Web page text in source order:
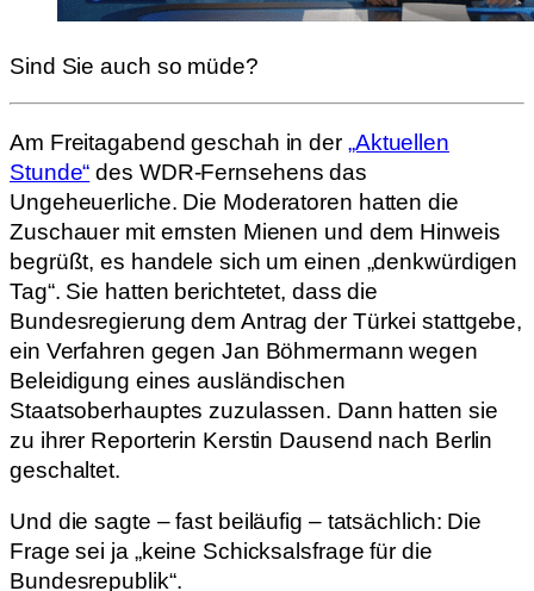
Sind Sie auch so müde?
Am Freitagabend geschah in der „Aktuellen
Stunde“ des WDR-Fernsehens das
Ungeheuerliche. Die Moderatoren hatten die
Zuschauer mit ernsten Mienen und dem Hinweis
begrüßt, es handele sich um einen „denkwürdigen
Tag“. Sie hatten berichtetet, dass die
Bundesregierung dem Antrag der Türkei stattgebe,
ein Verfahren gegen Jan Böhmermann wegen
Beleidigung eines ausländischen
Staatsoberhauptes zuzulassen. Dann hatten sie
zu ihrer Reporterin Kerstin Dausend nach Berlin
geschaltet.
Und die sagte – fast beiläufig – tatsächlich: Die
Frage sei ja „keine Schicksalsfrage für die
Bundesrepublik“.